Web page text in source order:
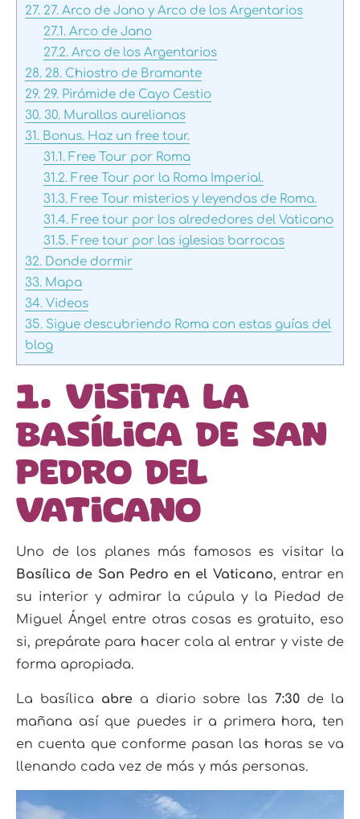
27. 27. Arco de Jano y Arco de los Argentarios
27.1.Arco de Jano
27.2.Arco de los Argentarios
28. 28. Chiostro de Bramante
29. 29. Pirámide de Cayo Cestio
30. 30. Murallas aurelianas
31. Bonus. Haz un free tour.
31.1.Free Tour por Roma
31.2.Free Tour por la Roma Imperial.
31.3.Free Tour misterios y leyendas de Roma.
31.4.Free tour por los alrededores del Vaticano
31.5.Free tour por las iglesias barrocas
32. Donde dormir
33. Mapa
34. Videos
35. Sigue descubriendo Roma con estas guías del
blog
1. Visita la
Basílica de San
Pedro del
Vaticano
Uno de los planes más famosos es visitar la
Basílica de San Pedro en el Vaticano, entrar en
su interior y admirar la cúpula y la Piedad de
Miguel Ángel entre otras cosas es gratuito, eso
si, prepárate para hacer cola al entrar y viste de
forma apropiada.
La basílica abrea diario sobre las7:30 de la
mañana así que puedes ir a primera hora, ten
en cuenta que conforme pasan las horas se va
llenando cada vez de más y más personas.